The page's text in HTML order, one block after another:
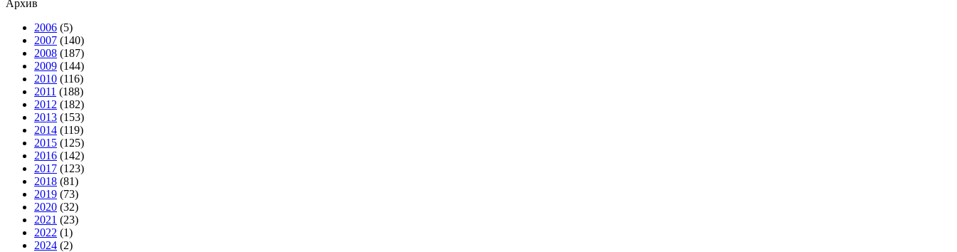
Архив
2006 (5)
2007 (140)
2008 (187)
2009 (144)
2010 (116)
2011 (188)
2012 (182)
2013 (153)
2014 (119)
2015 (125)
2016 (142)
2017 (123)
2018 (81)
2019 (73)
2020 (32)
2021 (23)
2022 (1)
2024 (2)